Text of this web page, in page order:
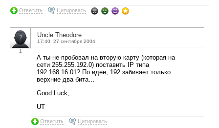
Ответить Цитировать
1
Uncle Theodore
17:40, 27 сентября 2004
А ты не пробовал на вторую карту (которая на
сети 255.255.192.0) поставить IP типа
192.168.16.01? По идее, 192 забивает только
верхние два бита…
Good Luck,
UT
Ответить Цитировать